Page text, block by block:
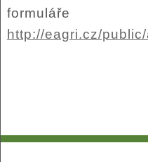
formuláře
http://eagri.cz/